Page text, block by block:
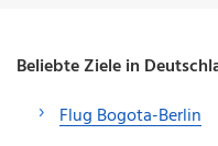
Beliebte Ziele in
Flug Bogota-Berlin